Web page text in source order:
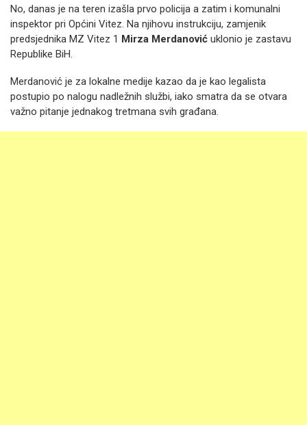
No, danas je na teren izašla prvo policija a zatim i komunalni
inspektor pri Općini Vitez. Na njihovu instrukciju, zamjenik
predsjednika MZ Vitez 1 Mirza Merdanović uklonio je zastavu
Republike BiH.
Merdanović je za lokalne medije kazao da je kao legalista
postupio po nalogu nadležnih službi, iako smatra da se otvara
važno pitanje jednakog tretmana svih građana.